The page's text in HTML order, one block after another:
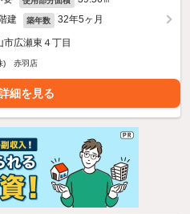
建 築年数 32年5ヶ月
市広瀬東４丁目
) 赤羽店
細を見る